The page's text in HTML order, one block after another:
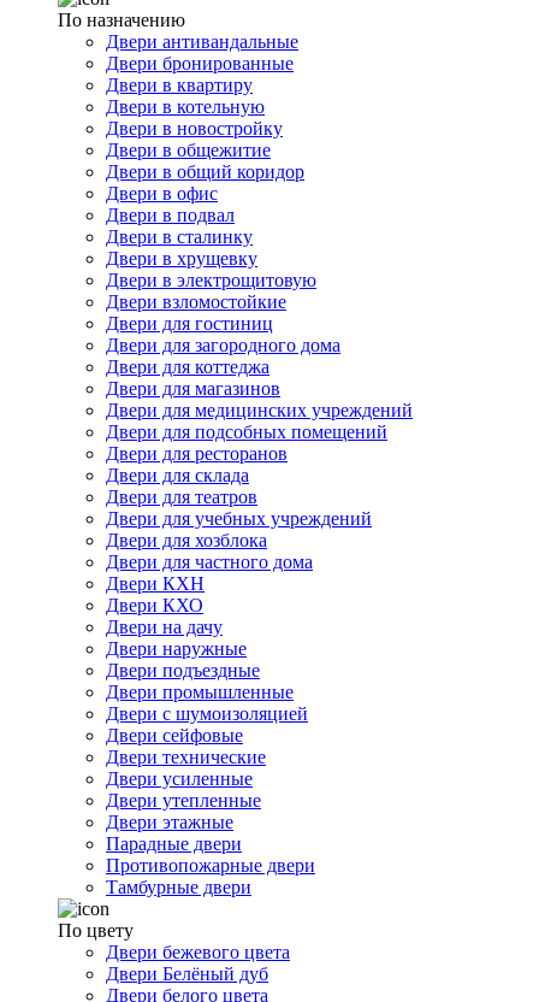
По назначению
Двери антивандальные
Двери бронированные
Двери в квартиру
Двери в котельную
Двери в новостройку
Двери в общежитие
Двери в общий коридор
Двери в офис
Двери в подвал
Двери в сталинку
Двери в хрущевку
Двери в электрощитовую
Двери взломостойкие
Двери для гостиниц
Двери для загородного дома
Двери для коттеджа
Двери для магазинов
Двери для медицинских учреждений
Двери для подсобных помещений
Двери для ресторанов
Двери для склада
Двери для театров
Двери для учебных учреждений
Двери для хозблока
Двери для частного дома
Двери КХН
Двери КХО
Двери на дачу
Двери наружные
Двери подъездные
Двери промышленные
Двери с шумоизоляцией
Двери сейфовые
Двери технические
Двери усиленные
Двери утепленные
Двери этажные
Парадные двери
Противопожарные двери
Тамбурные двери
По цвету
Двери бежевого цвета
Двери Белёный дуб
Двери белого цвета